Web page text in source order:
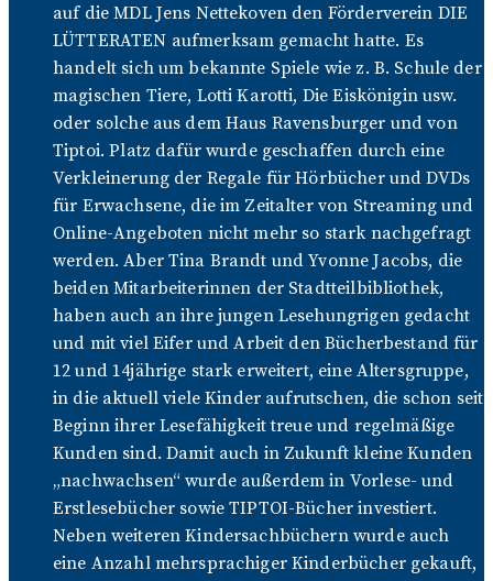
auf die MDL Jens Nettekoven den Förderverein DIE
LÜTTERATEN aufmerksam gemacht hatte. Es
handelt sich um bekannte Spiele wie z. B. Schule der
magischen Tiere, Lotti Karotti, Die Eiskönigin usw.
oder solche aus dem Haus Ravensburger und von
Tiptoi. Platz dafür wurde geschaffen durch eine
Verkleinerung der Regale für Hörbücher und DVDs
für Erwachsene, die im Zeitalter von Streaming und
Online-Angeboten nicht mehr so stark nachgefragt
werden. Aber Tina Brandt und Yvonne Jacobs, die
beiden Mitarbeiterinnen der Stadtteilbibliothek,
haben auch an ihre jungen Lesehungrigen gedacht
und mit viel Eifer und Arbeit den Bücherbestand für
12 und 14jährige stark erweitert, eine Altersgruppe,
in die aktuell viele Kinder aufrutschen, die schon seit
Beginn ihrer Lesefähigkeit treue und regelmäßige
Kunden sind. Damit auch in Zukunft kleine Kunden
„nachwachsen“ wurde außerdem in Vorlese- und
Erstlesebücher sowie TIPTOI-Bücher investiert.
Neben weiteren Kindersachbüchern wurde auch
eine Anzahl mehrsprachiger Kinderbücher gekauft,